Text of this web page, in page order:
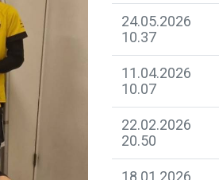
24.05.2026
10.37
11.04.2026
10.07
22.02.2026
20.50
18.01.2026